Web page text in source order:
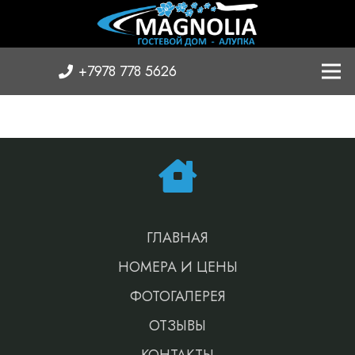
+7978 778 5626
ГЛАВНАЯ
НОМЕРА И ЦЕНЫ
ФОТОГАЛЕРЕЯ
ОТЗЫВЫ